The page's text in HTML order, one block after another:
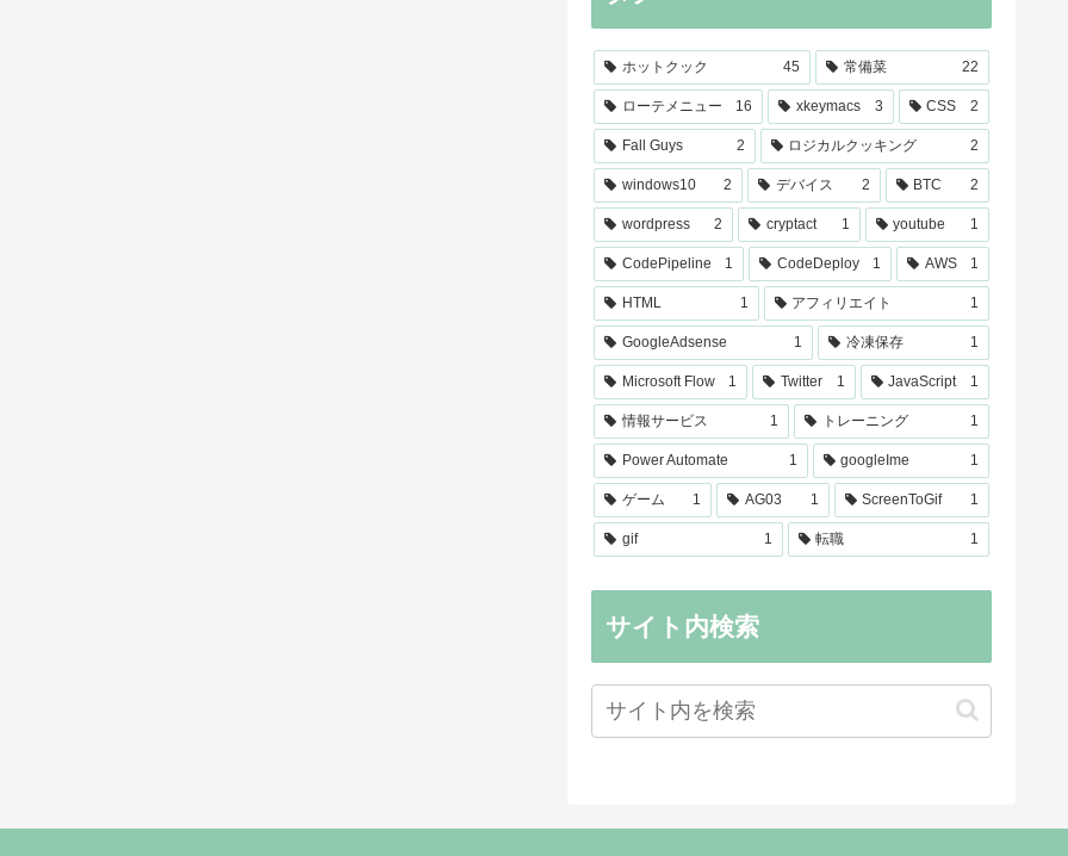
ホットクック 45 常備菜 22
ローテメニュー 16 xkeymacs 3 CSS 2
Fall Guys 2 ロジカルクッキング 2
windows10 2 デバイス 2 BTC 2
wordpress 2 cryptact 1 youtube 1
CodePipeline 1 CodeDeploy 1 AWS 1
HTML 1 アフィリエイト 1
GoogleAdsense 1 冷凍保存 1
Microsoft Flow 1 Twitter 1 JavaScript 1
情報サービス 1 トレーニング 1
Power Automate 1 googleIme 1
ゲーム 1 AG03 1 ScreenToGif 1
gif 1 転職 1
サイト内検索